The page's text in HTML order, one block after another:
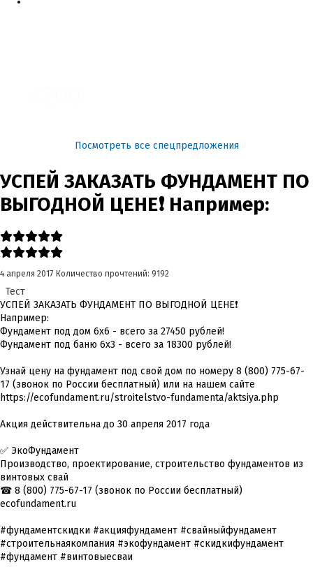
Посмотреть все спецпредложения
УСПЕЙ ЗАКАЗАТЬ ФУНДАМЕНТ ПО
ВЫГОДНОЙ ЦЕНЕ❗ Например:
4 апреля 2017 Количество прочтений: 9192
Тест
УСПЕЙ ЗАКАЗАТЬ ФУНДАМЕНТ ПО ВЫГОДНОЙ ЦЕНЕ❗
Например:
Фундамент под дом 6x6 - всего за 27450 рублей!
Фундамент под баню 6x3 - всего за 18300 рублей!
Узнай цену на фундамент под свой дом по номеру 8 (800) 775-67-
17 (звонок по России бесплатный) или на нашем сайте
https://ecofundament.ru/stroitelstvo-fundamenta/aktsiya.php
Акция действительна до 30 апреля 2017 года
✅ ЭкоФундамент
Производство, проектирование, строительство фундаментов из
винтовых свай
☎ 8 (800) 775-67-17 (звонок по России бесплатный)
ecofundament.ru
#фундаментскидки #акцияфундамент #свайныйфундамент
#строительнаякомпания #экофундамент #скидкифундамент
#фундамент #винтовыесваи